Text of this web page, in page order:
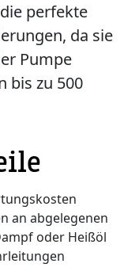
perfekte
da sie
Pumpe
bis zu 500
an abgelegenen
oder Heißöl